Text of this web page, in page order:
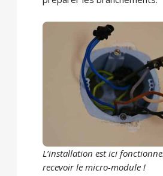
L’installation est ici
recevoir le micro-module !